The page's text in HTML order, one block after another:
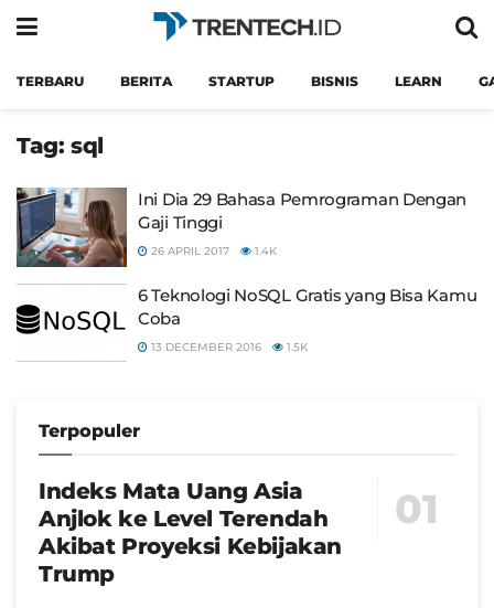
TERBARU BERITA STARTUP BISNIS LEARN
Tag: sql
Ini Dia 29 Bahasa Pemrograman Dengan
Gaji Tinggi
26 APRIL 2017 1.4K
6 Teknologi NoSQL Gratis yang Bisa Kamu
Coba
13 DECEMBER 2016 1.5K
Terpopuler
Indeks Mata Uang Asia
Anjlok ke Level Terendah
Akibat Proyeksi Kebijakan
Trump